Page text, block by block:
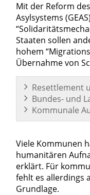
Mit der Reform
Asylsystems
Staaten sollen
hohem
Übernahme von
Resettlement
Bundes- und
Kommunale
Viele Kommunen
humanitären
erklärt. Für
fehlt es allerdings
Grundlage.